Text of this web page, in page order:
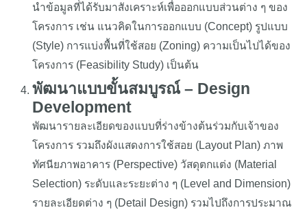
นำข้อมูลที่ได้รับมาสังเคราะห์เพื่อออกแบบส่วนต่าง ๆ ของ
โครงการ เช่น แนวคิดในการออกแบบ (Concept) รูปแบบ
(Style) การแบ่งพื้นที่ใช้สอย (Zoning) ความเป็นไปได้ของ
โครงการ (Feasibility Study) เป็นต้น
พัฒนาแบบขั้นสมบูรณ์ – Design
Development
พัฒนารายละเอียดของแบบที่ร่างข้างต้นร่วมกับเจ้าของ
โครงการ รวมถึงผังแสดงการใช้สอย (Layout Plan) ภาพ
ทัศนียภาพอาคาร (Perspective) วัสดุตกแต่ง (Material
Selection) ระดับและระยะต่าง ๆ (Level and Dimension)
รายละเอียดต่าง ๆ (Detail Design) รวมไปถึงการประมาณ